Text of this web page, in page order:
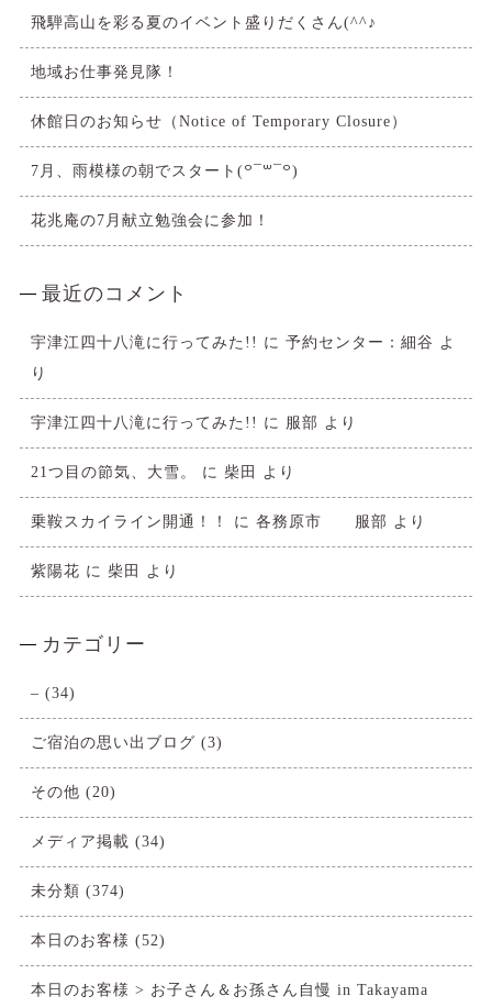
飛騨高山を彩る夏のイベント盛りだくさん(^^♪
地域お仕事発見隊！
休館日のお知らせ（Notice of Temporary Closure）
7月、雨模様の朝でスタート(꒪¯꒳​¯꒪)
花兆庵の7月献立勉強会に参加！
最近のコメント
宇津江四十八滝に行ってみた!! に 予約センター：細谷 よ
り
宇津江四十八滝に行ってみた!! に 服部 より
21つ目の節気、大雪。 に 柴田 より
乗鞍スカイライン開通！！ に 各務原市 服部 より
紫陽花 に 柴田 より
カテゴリー
– (34)
ご宿泊の思い出ブログ (3)
その他 (20)
メディア掲載 (34)
未分類 (374)
本日のお客様 (52)
本日のお客様 > お子さん＆お孫さん自慢 in Takayama